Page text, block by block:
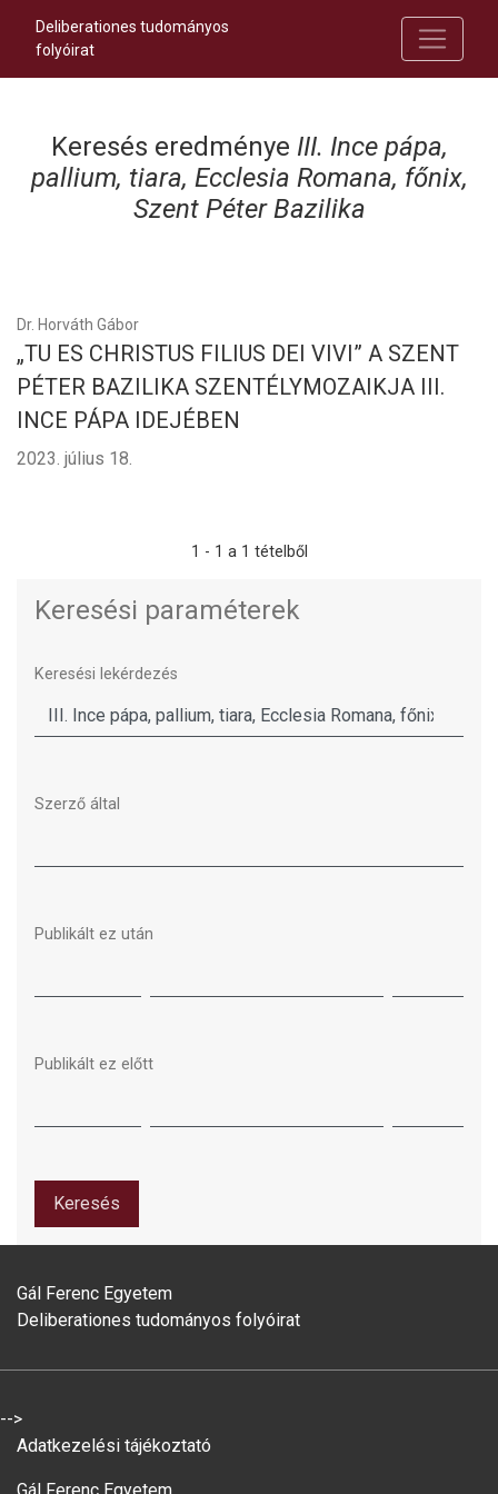
Deliberationes tudományos
folyóirat
Keresés eredménye III. Ince pápa,
pallium, tiara, Ecclesia Romana, főnix,
Szent Péter Bazilika
Dr. Horváth Gábor
„TU ES CHRISTUS FILIUS DEI VIVI” A SZENT
PÉTER BAZILIKA SZENTÉLYMOZAIKJA III.
INCE PÁPA IDEJÉBEN
2023. július 18.
1 - 1 a 1 tételből
Keresési paraméterek
Keresési lekérdezés
Szerző által
Publikált ez után
Publikált ez előtt
Keresés
Gál Ferenc Egyetem
Deliberationes tudományos folyóirat
-->
Adatkezelési tájékoztató